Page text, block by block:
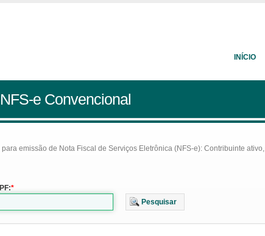
INÍCIO
e Convencional
emissão de Nota Fiscal de Serviços Eletrônica (NFS-e): Contribuinte
Pesquisar